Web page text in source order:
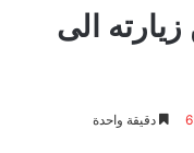
الى
دقيقة واحدة